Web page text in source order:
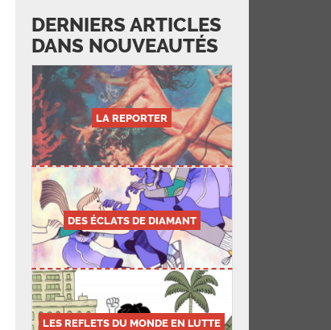
DERNIERS ARTICLES
DANS NOUVEAUTÉS
LA REPORTER
DES ÉCLATS DE DIAMANT
LES REFLETS DU MONDE EN LUTTE